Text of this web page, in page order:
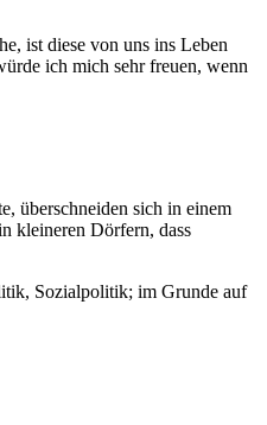
ist diese von uns ins Leben
ich mich sehr freuen, wenn
überschneiden sich in einem
kleineren Dörfern, dass
Sozialpolitik; im Grunde auf